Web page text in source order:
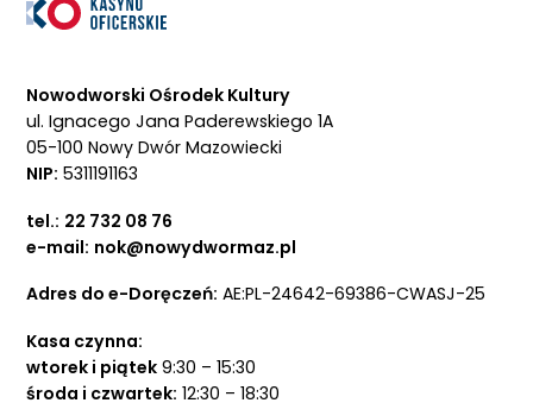
Nowodworski Ośrodek Kultury
ul. Ignacego Jana Paderewskiego 1A
05-100 Nowy Dwór Mazowiecki
NIP: 5311191163
tel.: 22 732 08 76
e-mail: nok@nowydwormaz.pl
Adres do e-Doręczeń: AE:PL-24642-69386-CWASJ-25
Kasa czynna:
wtorek i piątek9:30 – 15:30
środa i czwartek: 12:30 – 18:30